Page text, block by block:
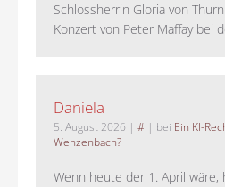
Schlossherrin Gloria von
Konzert von Peter Maffay bei
Daniela
5. August 2026 | # | bei Ein KI-
Wenzenbach?
Wenn heute der 1. April